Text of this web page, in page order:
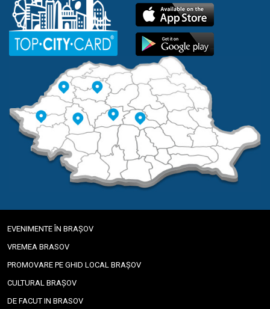
EVENIMENTE ÎN BRAȘOV
VREMEA BRASOV
PROMOVARE PE GHID LOCAL BRAȘOV
CULTURAL BRAȘOV
DE FACUT IN BRASOV